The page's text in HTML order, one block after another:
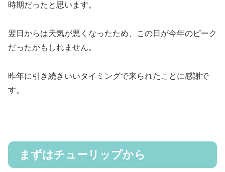
時期だったと思います。
翌日からは天気が悪くなったため、この日が今年のピーク
だったかもしれません。
昨年に引き続きいいタイミングで来られたことに感謝で
す。
まずはチューリップから